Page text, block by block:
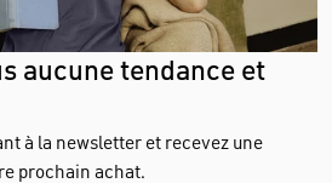
aucune tendance et
à la newsletter et recevez une
prochain achat.